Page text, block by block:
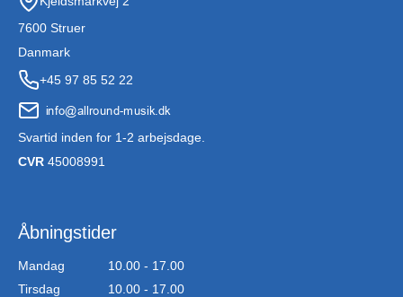
7600 Struer
Danmark
+45 97 85 52 22
Svartid inden for 1-2 arbejsdage.
CVR 45008991
Åbningstider
Mandag
10.00 - 17.00
Tirsdag
10.00 - 17.00